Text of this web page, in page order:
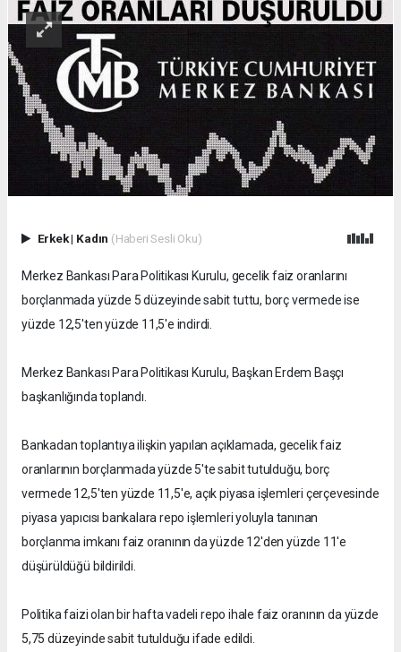
Erkek| Kadın (Haberi Sesli Oku)
Merkez Bankası Para Politikası Kurulu, gecelik faiz oranlarını
borçlanmada yüzde 5 düzeyinde sabit tuttu, borç vermede ise
yüzde 12,5'ten yüzde 11,5'e indirdi.
Merkez Bankası Para Politikası Kurulu, Başkan Erdem Başçı
başkanlığında toplandı.
Bankadan toplantıya ilişkin yapılan açıklamada, gecelik faiz
oranlarının borçlanmada yüzde 5'te sabit tutulduğu, borç
vermede 12,5'ten yüzde 11,5'e, açık piyasa işlemleri çerçevesinde
piyasa yapıcısı bankalara repo işlemleri yoluyla tanınan
borçlanma imkanı faiz oranının da yüzde 12'den yüzde 11'e
düşürüldüğü bildirildi.
Politika faizi olan bir hafta vadeli repo ihale faiz oranının da yüzde
5,75 düzeyinde sabit tutulduğu ifade edildi.